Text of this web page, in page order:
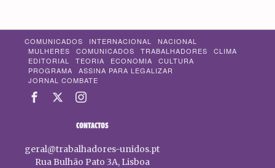
COMUNICADOS INTERNACIONAL
NACIONAL
MULHERES
COMUNICADOS TRABALHADORES
CLIMA
EDITORIAL
TEORIA ECONOMIA
CULTURA
PROGRAMA
ASSINA PARA LEGALIZAR
JORNAL COMBATE
CONTACTOS
geral@trabalhadores-unidos.pt
Rua Bulhão Pato 3A, Lisboa